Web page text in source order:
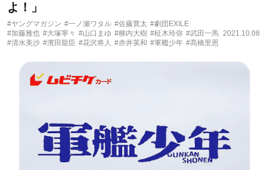
よ！」
#ヤングマガジン #一ノ瀬ワタル #佐藤寛太 #劇団EXILE
#加藤雅也 #大塚寧々 #山口まゆ #柳内大樹 #柾木玲弥 #武田一馬
#清水美沙 #濱田龍臣 #花沢将人 #赤井英和 #軍艦少年 #髙橋里恩
2021.10.08